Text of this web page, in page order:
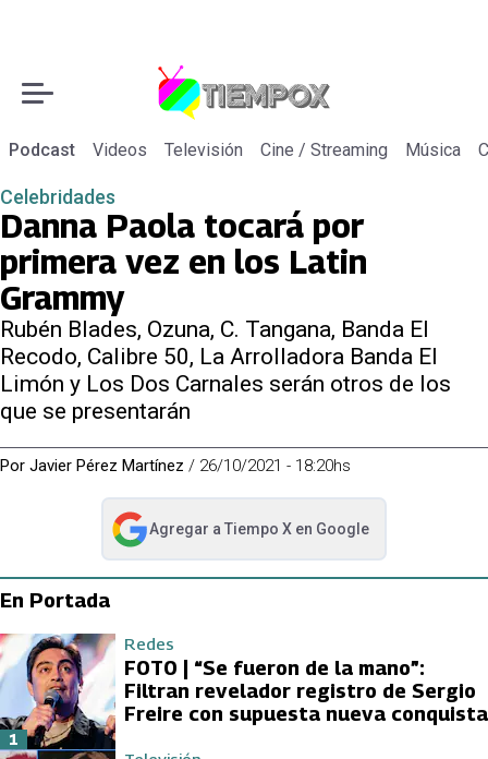
Podcast Videos Televisión Cine / Streaming Música
Celebridades
Danna Paola tocará por
primera vez en los Latin
Grammy
Rubén Blades, Ozuna, C. Tangana, Banda El
Recodo, Calibre 50, La Arrolladora Banda El
Limón y Los Dos Carnales serán otros de los
que se presentarán
Por Javier Pérez Martínez / 26/10/2021 - 18:20hs
Agregar a Tiempo Xen Google
abre en nueva pestaña
En Portada
Redes
FOTO | “Se fueron de la mano”:
Filtran revelador registro de Sergio
Freire con supuesta nueva conquista
1